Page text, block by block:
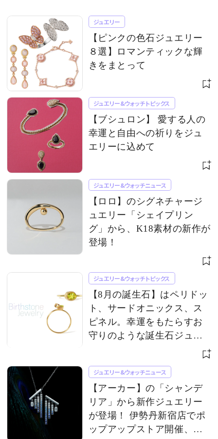
ジュエリー
【ピンクの色石ジュエリー
８選】ロマンティックな輝
きをまとって
ジュエリー&ウォッチトピックス
【ブシュロン】 愛する人の
幸運と自由への祈りをジュ
エリーに込めて
ジュエリー&ウォッチニュース
【ロロ】のシグネチャージ
ュエリー「シェイプリン
グ」から、K18素材の新作が
登場！
ジュエリー&ウォッチトピックス
【8月の誕生石】はペリドッ
ト、サードオニックス、ス
ピネル。幸運をもたらすお
守りのような誕生石ジュエ
ジュエリー&ウォッチニュース
【アーカー】の「シャンデ
リア」から新作ジュエリー
が登場！ 伊勢丹新宿店でポ
ップアップストア開催、限